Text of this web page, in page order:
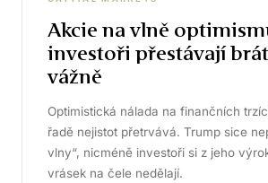
Akcie na vlně
investoři přestávají
vážně
Optimistická nálada na finančních
řadě nejistot přetrvává. Trump sice
vlny“, nicméně investoři si z jeho
vrásek na čele nedělají.